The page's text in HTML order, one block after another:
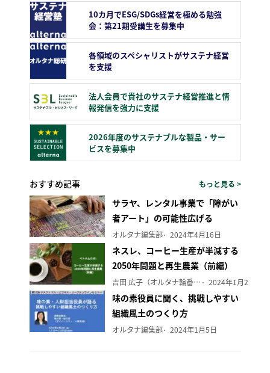
10カ月でESG/SDGs経営を極める勉強
会：第21期受講生を募集中
各領域のスペシャリストがサステナ経営
を支援
法人会員で貴社のサステナ経営推進と情
報発信を強力に支援
2026年度のサステナブルな製品・サー
ビスを募集中
おすすめ記事 もっと見る >
サラヤ、レンタル事業で「障がい
者アート」の可能性広げる
オルタナ編集部 2024年4月16日
ネスレ、コーヒー生産が半減する
2050年問題と再生農業（前編）
吉田 広子（オルタナ輪番編集長） 2024年1月29日
味の素役員に聞く、挑戦しやすい
組織風土のつくり方
オルタナ編集部 2024年1月5日